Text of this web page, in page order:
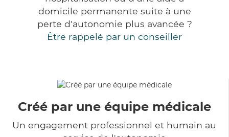
domicile permanente suite à une
perte d'autonomie plus avancée ?
Être rappelé par un conseiller
Créé par une équipe médicale
Un engagement professionnel et humain au